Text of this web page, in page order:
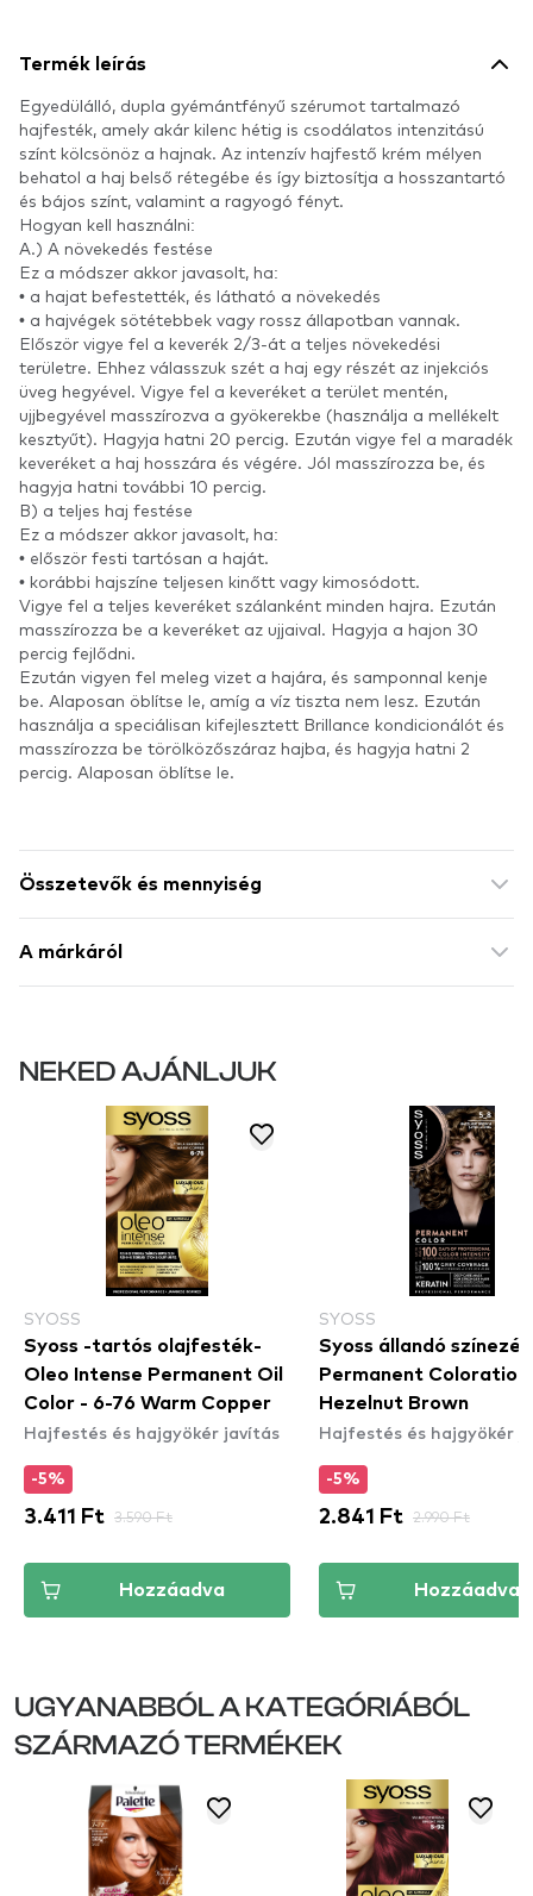
Termék leírás
Egyedülálló, dupla gyémántfényű szérumot tartalmazó
hajfesték, amely akár kilenc hétig is csodálatos intenzitású
színt kölcsönöz a hajnak. Az intenzív hajfestő krém mélyen
behatol a haj belső rétegébe és így biztosítja a hosszantartó
és bájos színt, valamint a ragyogó fényt.
Hogyan kell használni:
A.) A növekedés festése
Ez a módszer akkor javasolt, ha:
• a hajat befestették, és látható a növekedés
• a hajvégek sötétebbek vagy rossz állapotban vannak.
Először vigye fel a keverék 2/3-át a teljes növekedési
területre. Ehhez válasszuk szét a haj egy részét az injekciós
üveg hegyével. Vigye fel a keveréket a terület mentén,
ujjbegyével masszírozva a gyökerekbe (használja a mellékelt
kesztyűt). Hagyja hatni 20 percig. Ezután vigye fel a maradék
keveréket a haj hosszára és végére. Jól masszírozza be, és
hagyja hatni további 10 percig.
B) a teljes haj festése
Ez a módszer akkor javasolt, ha:
• először festi tartósan a haját.
• korábbi hajszíne teljesen kinőtt vagy kimosódott.
Vigye fel a teljes keveréket szálanként minden hajra. Ezután
masszírozza be a keveréket az ujjaival. Hagyja a hajon 30
percig fejlődni.
Ezután vigyen fel meleg vizet a hajára, és samponnal kenje
be. Alaposan öblítse le, amíg a víz tiszta nem lesz. Ezután
használja a speciálisan kifejlesztett Brillance kondicionálót és
masszírozza be törölközőszáraz hajba, és hagyja hatni 2
percig. Alaposan öblítse le.
Összetevők és mennyiség
A márkáról
NEKED AJÁNLJUK
SYOSS
Syoss -tartós olajfesték-
Oleo Intense Permanent Oil
Color - 6-76 Warm Copper
Hajfestés és hajgyökér javítás
-5%
3.411 Ft 3.590 Ft
Hozzáadva
SYOSS
Syoss állandó színezés-
Permanent Coloration
Hezelnut Brown
Hajfestés és hajgyökér
-5%
2.841 Ft 2.990 Ft
Hozzáadva
UGYANABBÓL A KATEGÓRIÁBÓL
SZÁRMAZÓ TERMÉKEK